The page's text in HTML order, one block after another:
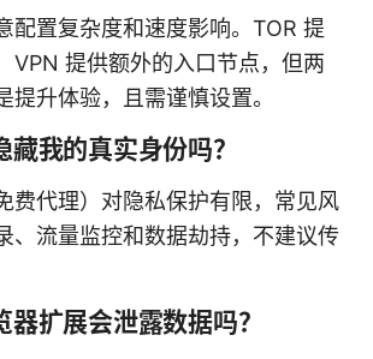
配置复杂度和速度影响。TOR 提
VPN 提供额外的入口节点，但两
提升体验，且需谨慎设置。
我的真实身份吗？
费代理）对隐私保护有限，常见风
、流量监控和数据劫持，不建议传
扩展会泄露数据吗？